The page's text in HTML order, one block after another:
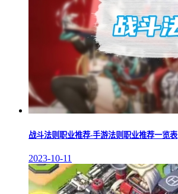
战斗法则职业推荐-手游法则职业推荐一览表
2023-10-11